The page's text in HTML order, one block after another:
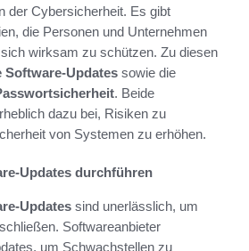
der Cybersicherheit. Es gibt
die Personen und Unternehmen
wirksam zu schützen. Zu diesen
Software-Updates sowie die
. Beide
dazu bei, Risiken zu
von Systemen zu erhöhen.
Updates durchführen
Updates sind unerlässlich, um
Softwareanbieter
um Schwachstellen zu